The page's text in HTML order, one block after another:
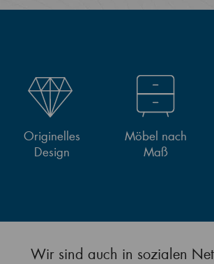
Originelles
Design
Möbel nach
Maß
Wir sind auch in sozialen